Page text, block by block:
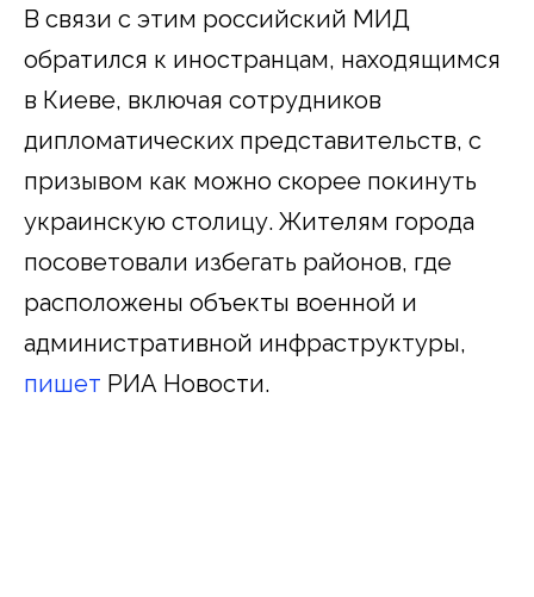
В связи с этим российский МИД
обратился к иностранцам, находящимся
в Киеве, включая сотрудников
дипломатических представительств, с
призывом как можно скорее покинуть
украинскую столицу. Жителям города
посоветовали избегать районов, где
расположены объекты военной и
административной инфраструктуры,
пишет РИА Новости.